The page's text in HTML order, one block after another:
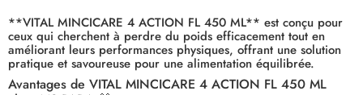
**VITAL MINCICARE 4 ACTION FL 450 ML** est conçu pour
ceux qui cherchent à perdre du poids efficacement tout en
améliorant leurs performances physiques, offrant une solution
pratique et savoureuse pour une alimentation équilibrée.
Avantages de VITAL MINCICARE 4 ACTION FL 450 ML